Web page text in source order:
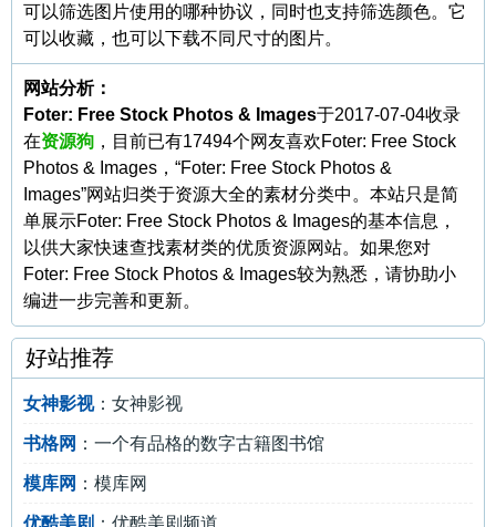
可以筛选图片使用的哪种协议，同时也支持筛选颜色。它
可以收藏，也可以下载不同尺寸的图片。
网站分析：
Foter: Free Stock Photos & Images于2017-07-04收录
在资源狗 ，目前已有17494个网友喜欢Foter: Free Stock
Photos & Images，“Foter: Free Stock Photos &
Images”网站归类于资源大全的素材分类中。本站只是简
单展示Foter: Free Stock Photos & Images的基本信息，
以供大家快速查找素材类的优质资源网站。如果您对
Foter: Free Stock Photos & Images较为熟悉，请协助小
编进一步完善和更新。
好站推荐
女神影视：女神影视
书格网 ：一个有品格的数字古籍图书馆
模库网 ：模库网
优酷美剧 ：优酷美剧频道